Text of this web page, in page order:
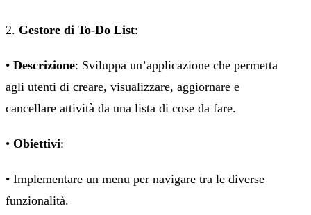
2. Gestore di To-Do List:
• Descrizione: Sviluppa un’applicazione che permetta
agli utenti di creare, visualizzare, aggiornare e
cancellare attività da una lista di cose da fare.
• Obiettivi:
• Implementare un menu per navigare tra le diverse
funzionalità.